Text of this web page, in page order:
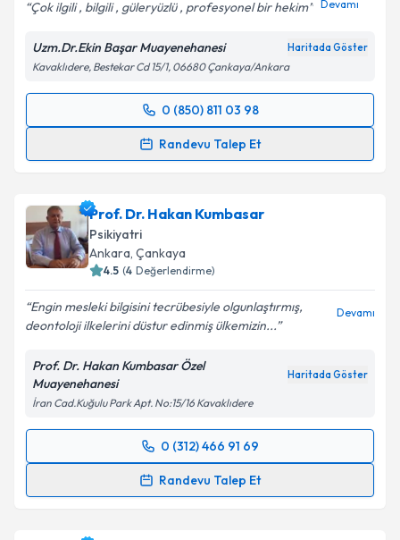
Kişisel verilerimin işlenmesine ilişkin
Aydınlatma
Metni'ni okudum ve kişisel verilerimin belirtilen
Takvim Talebini Gönder
Çok ilgili , bilgili , güleryüzlü , profesyonel bir hekim Devamı
Uzm.Dr.Ekin Başar Muayenehanesi Haritada Göster
Kavaklıdere, Bestekar Cd 15/1, 06680 Çankaya/Ankara
0 (850) 811 03 98
Randevu Talep Et
Randevu Takvimi Talebi
takvim hazırlandığında e-posta ile bilgilendireceğiz.
E-posta Adresiniz
Kişisel verilerimin işlenmesine ilişkin
'ni okudum ve kişisel verilerimin belirtilen
kapsamda işlenmesini kabul ediyorum.
Takvim Talebini Gönder
Prof. Dr. Hakan Kumbasar
Psikiyatri
Ankara, Çankaya
4.5 (4 Değerlendirme)
Engin mesleki bilgisini tecrübesiyle olgunlaştırmış,
deontoloji ilkelerini düstur edinmiş ülkemizin...
Devamı
Prof. Dr. Hakan Kumbasar Özel
Muayenehanesi
Haritada Göster
İran Cad.Kuğulu Park Apt. No:15/16 Kavaklıdere
0 (312) 466 91 69
Randevu Talep Et
Randevu Takvimi Talebi